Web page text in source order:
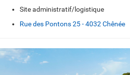
Site administratif/logistique
Rue des Pontons 25 - 4032 Chênée